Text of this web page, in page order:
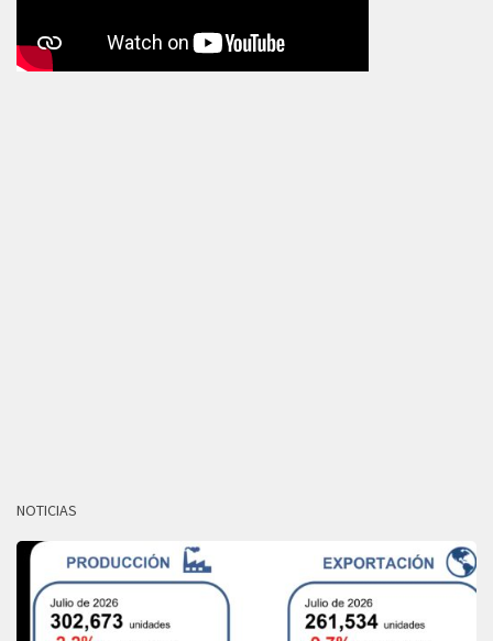
NOTICIAS